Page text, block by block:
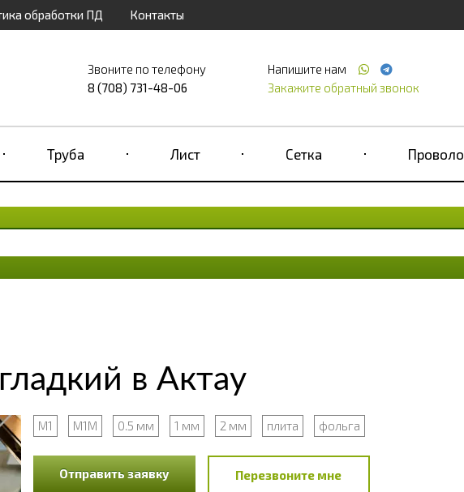
обработки ПД Контакты
Звоните по телефону
8 (708) 731-48-06
Напишите нам
Закажите обратный звонок
Труба Лист Сетка
в Актау
М1 М1М 0.5 мм 1 мм 2 мм плита фольга
Отправить заявку Перезвоните мне